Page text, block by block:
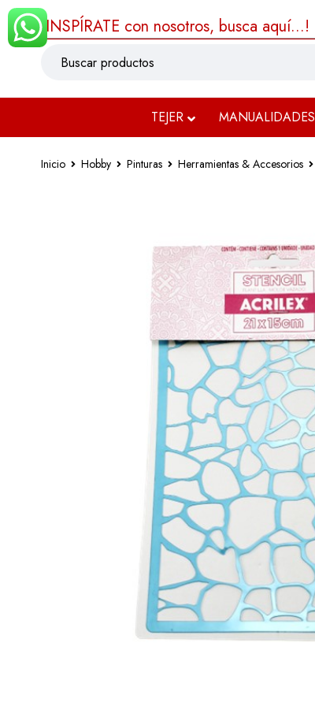
¡INSPÍRATE con nosotros, busca aquí...!
TEJER MANUALIDADES
Inicio Hobby Pinturas Herramientas & Accesorios